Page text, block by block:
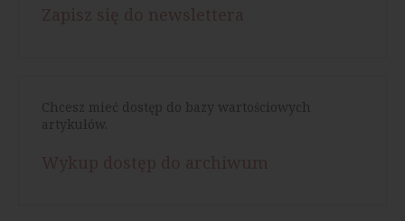
Chcesz mieć dostęp do bazy wartościowych
artykułów.